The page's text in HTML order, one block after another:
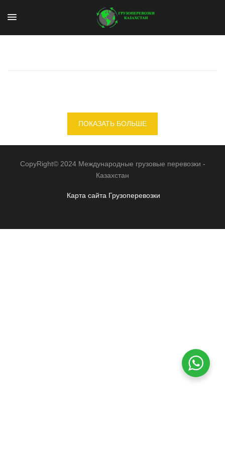
ПОКАЗАТЬ БОЛЬШЕ
CopyRight© 2024 Международные грузовые перевозки -
Казахстан
Карта сайта Грузоперевозки